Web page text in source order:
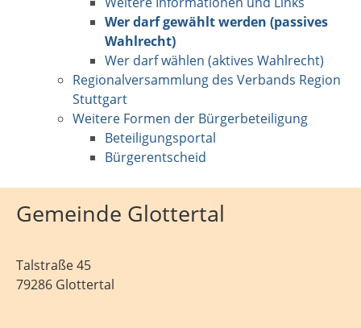
Wer darf gewählt werden (passives
Wahlrecht)
Wer darf wählen (aktives Wahlrecht)
Regionalversammlung des Verbands Region
Stuttgart
Weitere Formen der Bürgerbeteiligung
Beteiligungsportal
Bürgerentscheid
Gemeinde Glottertal
Talstraße 45
79286 Glottertal